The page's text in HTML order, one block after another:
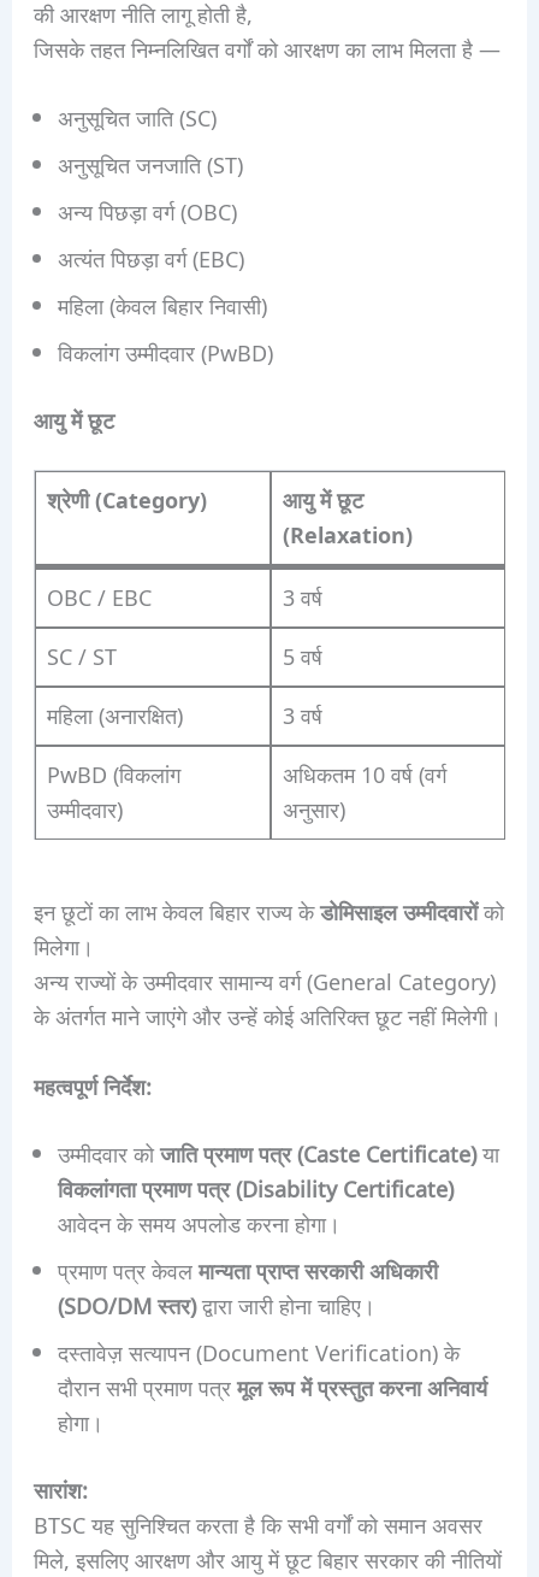
की आरक्षण नीति लागू होती है,
जिसके तहत निम्नलिखित वर्गों को आरक्षण का लाभ मिलता है —
अनुसूचित जाति (SC)
अनुसूचित जनजाति (ST)
अन्य पिछड़ा वर्ग (OBC)
अत्यंत पिछड़ा वर्ग (EBC)
महिला (केवल बिहार निवासी)
विकलांग उम्मीदवार (PwBD)
आयु में छूट
श्रेणी (Category)
आयु में छूट
(Relaxation)
OBC / EBC 3 वर्ष
SC / ST 5 वर्ष
महिला (अनारक्षित) 3 वर्ष
PwBD (विकलांग
उम्मीदवार)
अधिकतम 10 वर्ष (वर्ग
अनुसार)
इन छूटों का लाभ केवल बिहार राज्य केडोमिसाइल उम्मीदवारोंको
मिलेगा।
अन्य राज्यों के उम्मीदवार सामान्य वर्ग (General Category)
के अंतर्गत माने जाएंगे और उन्हें कोई अतिरिक्त छूट नहीं मिलेगी।
महत्वपूर्ण निर्देश:
उम्मीदवार कोजाति प्रमाण पत्र (Caste Certificate)या
विकलांगता प्रमाण पत्र (Disability Certificate)
आवेदन के समय अपलोड करना होगा।
प्रमाण पत्र केवलमान्यता प्राप्त सरकारी अधिकारी
(SDO/DM स्तर)द्वारा जारी होना चाहिए।
दस्तावेज़ सत्यापन (Document Verification) के
दौरान सभी प्रमाण पत्रमूल रूप में प्रस्तुत करना अनिवार्य
होगा।
सारांश:
BTSC यह सुनिश्चित करता है कि सभी वर्गों को समान अवसर
मिले, इसलिए आरक्षण और आयु में छूट बिहार सरकार की नीतियों